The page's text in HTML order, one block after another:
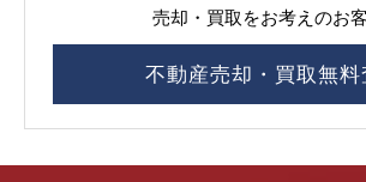
売却・買取をお考えのお
不動産売却・買取無料